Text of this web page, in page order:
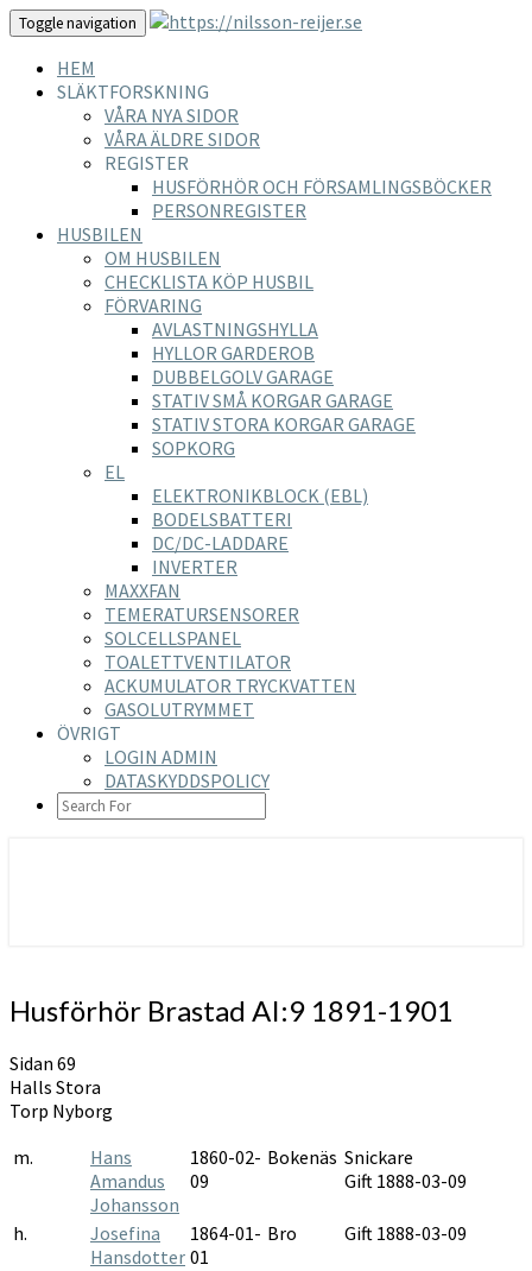
Toggle navigation
HEM
SLÄKTFORSKNING
VÅRA NYA SIDOR
VÅRA ÄLDRE SIDOR
REGISTER
HUSFÖRHÖR OCH FÖRSAMLINGSBÖCKER
PERSONREGISTER
HUSBILEN
OM HUSBILEN
CHECKLISTA KÖP HUSBIL
FÖRVARING
AVLASTNINGSHYLLA
HYLLOR GARDEROB
DUBBELGOLV GARAGE
STATIV SMÅ KORGAR GARAGE
STATIV STORA KORGAR GARAGE
SOPKORG
EL
ELEKTRONIKBLOCK (EBL)
BODELSBATTERI
DC/DC-LADDARE
INVERTER
MAXXFAN
TEMERATURSENSORER
SOLCELLSPANEL
TOALETTVENTILATOR
ACKUMULATOR TRYCKVATTEN
GASOLUTRYMMET
ÖVRIGT
LOGIN ADMIN
DATASKYDDSPOLICY
SEARCH
ICON
Husförhör
Brastad
1891-
1901
Husförhör Brastad AI:9 1891-1901
Sidan 69
Halls Stora
Torp Nyborg
m.
Hans
Amandus
Johansson
1860-02-
09
Bokenäs Snickare
Gift 1888-03-09
h.
Josefina
Hansdotter
1864-01-
01
Bro Gift 1888-03-09